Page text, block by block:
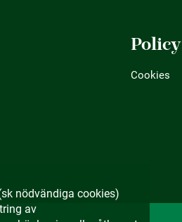
Policy
Cookies
nödvändiga cookies)
av